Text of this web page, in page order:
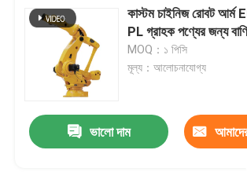
কাস্টম চাইনিজ রোবট
PL গ্রাহক পণ্যের জন্য
MOQ：১ পিসি
মূল্য：আলোচনাযোগ্য
ভালো দাম